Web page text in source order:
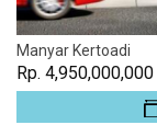
Manyar Kertoadi
Rp. 4,950,000,000